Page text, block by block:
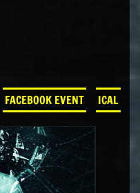
FACEBOOK EVENT ICAL